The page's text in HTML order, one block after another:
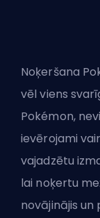
Noķeršana
vēl viens
Pokémon,
ievērojami
vajadzētu
lai noķertu
novājinājis